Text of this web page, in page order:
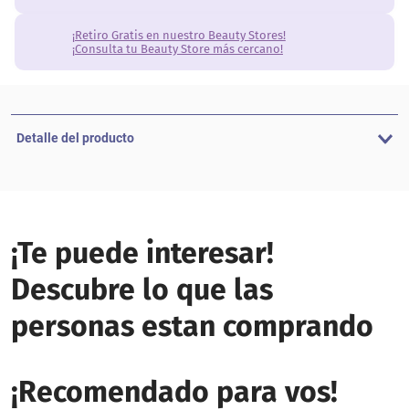
¡Retiro Gratis en nuestro Beauty Stores!
¡Consulta tu Beauty Store más cercano!
Detalle del producto
¡Te puede interesar!
Descubre lo que las
personas estan comprando
¡Recomendado para vos!